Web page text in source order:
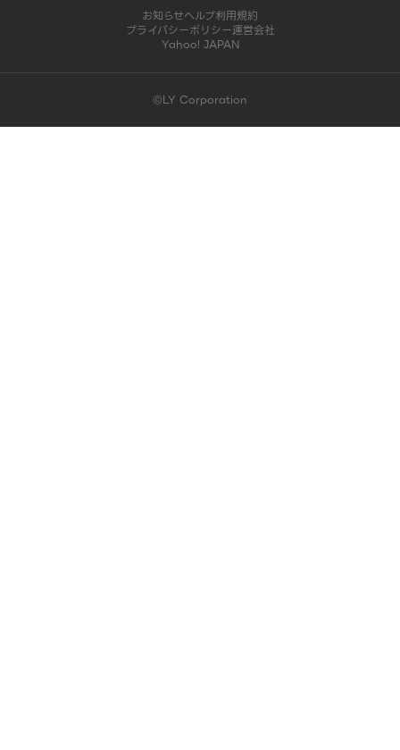
お知らせヘルプ利用規約
プライバシーポリシー運営会社
Yahoo! JAPAN
©LY Corporation
このコンテンツは掲載が終了しました | LINE占い